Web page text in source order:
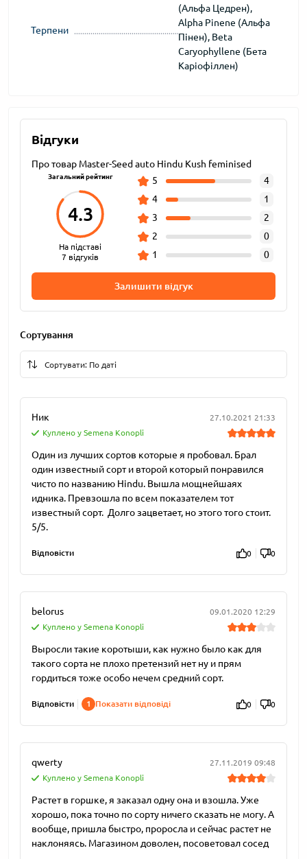
Терпени
(Альфа Цедрен),
Alpha Pinene (Альфа
Пінен), Beta
Caryophyllene (Бета
Каріофіллен)
Відгуки
Про товар Master-Seed auto Hindu Kush feminised
Загальний рейтинг
4.3
На підставі
7 відгуків
5
4
4
1
3
2
2
0
1
0
Залишити відгук
Сортування
Ник
27.10.2021 21:33
Куплено у Semena Konopli
Один из лучших сортов которые я пробовал. Брал
один известный сорт и второй который понравился
чисто по названию Hindu. Вышла мощнейшаях
идника. Превзошла по всем показателем тот
известный сорт. Долго зацветает, но этого того стоит.
5/5.
Відповісти 0 0
belorus
09.01.2020 12:29
Куплено у Semena Konopli
Выросли такие коротыши, как нужно было как для
такого сорта не плохо претензий нет ну и прям
гордиться тоже особо нечем средний сорт.
Відповісти 1 Показати відповіді 0 0
qwerty
27.11.2019 09:48
Куплено у Semena Konopli
Растет в горшке, я заказал одну она и взошла. Уже
хорошо, пока точно по сорту ничего сказать не могу. А
вообще, пришла быстро, проросла и сейчас растет не
наклоняясь. Магазином доволен, посоветовал сосед